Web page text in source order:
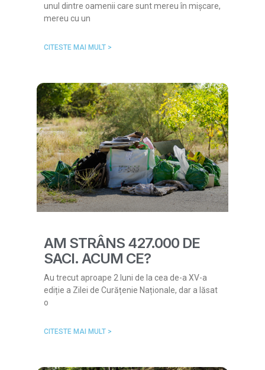
unul dintre oamenii care sunt mereu în mișcare,
mereu cu un
CITESTE MAI MULT >
AM STRÂNS 427.000 DE
SACI. ACUM CE?
Au trecut aproape 2 luni de la cea de-a XV-a
ediție a Zilei de Curățenie Naționale, dar a lăsat
o
CITESTE MAI MULT >